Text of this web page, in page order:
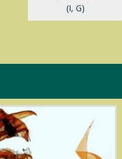
(I, G)